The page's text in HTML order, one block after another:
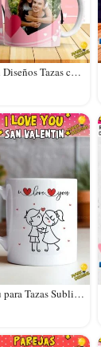
Feliz San Valentín Diseños Tazas con Foto
Diseños I love you para Tazas Sublimables